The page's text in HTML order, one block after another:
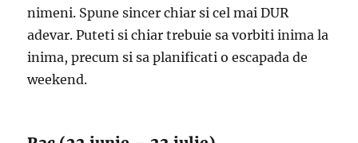
nimeni. Spune sincer chiar si cel mai DUR
adevar. Puteti si chiar trebuie sa vorbiti inima la
inima, precum si sa planificati o escapada de
weekend.